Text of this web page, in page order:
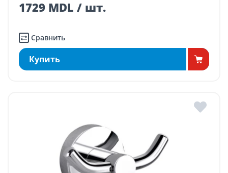
1729 MDL / шт.
Сравнить
Купить